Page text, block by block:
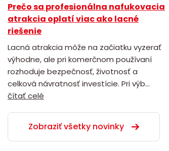
Prečo sa profesionálna nafukovacia
atrakcia oplatí viac ako lacné
riešenie
Lacná atrakcia môže na začiatku vyzerať
výhodne, ale pri komerčnom používaní
rozhoduje bezpečnosť, životnosť a
celková návratnosť investície. Pri výb...
čítať celé
Zobraziť všetky novinky